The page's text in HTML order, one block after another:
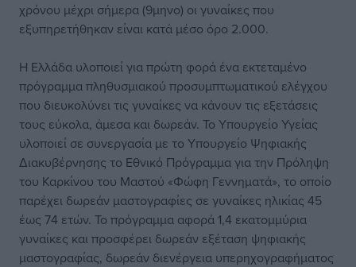
χρόνου μέχρι σήμερα (9μηνο) οι γυναίκες που
εξυπηρετήθηκαν είναι κατά μέσο όρο 2.000.
Η Ελλάδα υλοποιεί για πρώτη φορά ένα εκτεταμένο
πρόγραμμα πληθυσμιακού προσυμπτωματικού ελέγχου
που διευκολύνει τις γυναίκες να κάνουν τις εξετάσεις
τους εύκολα, άμεσα και δωρεάν. Το Υπουργείο Υγείας
υλοποιεί σε συνεργασία με το Υπουργείο Ψηφιακής
Διακυβέρνησης το Εθνικό Πρόγραμμα για την Πρόληψη
του Καρκίνου του Μαστού «Φώφη Γεννηματά», το οποίο
παρέχει δωρεάν μαστογραφίες σε γυναίκες ηλικίας 45
έως 74 ετών. Το πρόγραμμα αφορά 1,4 εκατομμύρια
γυναίκες και προσφέρει δωρεάν εξέταση ψηφιακής
μαστογραφίας, δωρεάν διενέργεια υπερηχογραφήματος